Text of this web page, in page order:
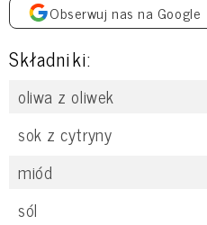
Obserwuj nas na Google
Składniki:
oliwa z oliwek
sok z cytryny
miód
sól